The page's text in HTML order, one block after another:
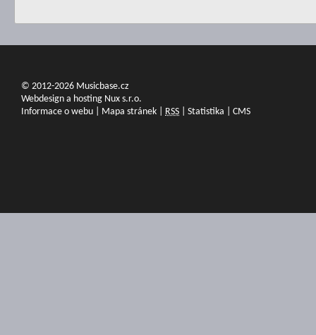
© 2012-2026 Musicbase.cz
Webdesign a hosting Nux s.r.o.
Informace o webu
Mapa stránek RSS Statistika CMS